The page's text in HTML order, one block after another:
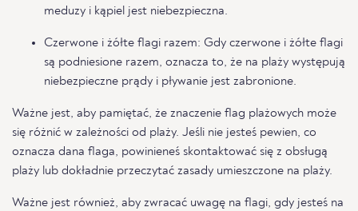
meduzy i kąpiel jest niebezpieczna.
Czerwone i żółte flagi razem: Gdy czerwone i żółte flagi
są podniesione razem, oznacza to, że na plaży występują
niebezpieczne prądy i pływanie jest zabronione.
Ważne jest, aby pamiętać, że znaczenie flag plażowych może
się różnić w zależności od plaży. Jeśli nie jesteś pewien, co
oznacza dana flaga, powinieneś skontaktować się z obsługą
plaży lub dokładnie przeczytać zasady umieszczone na plaży.
Ważne jest również, aby zwracać uwagę na flagi, gdy jesteś na